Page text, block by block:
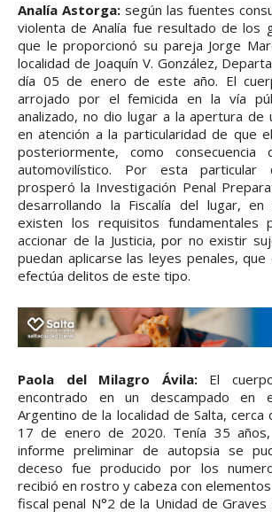
Analía Astorga: según las fuentes
violenta de Analía fue resultado de los
que le proporcionó su pareja Jorge
localidad de Joaquín V. González,
día 05 de enero de este año. El
arrojado por el femicida en la vía
analizado, no dio lugar a la apertura de
en atención a la particularidad de que
posteriormente, como consecuencia
automovilístico. Por esta particular
prosperó la Investigación Penal
desarrollando la Fiscalía del lugar,
existen los requisitos fundamentales
accionar de la Justicia, por no existir
puedan aplicarse las leyes penales, que
efectúa delitos de este tipo.
Paola del Milagro Ávila:El
encontrado en un descampado en
Argentino de la localidad de Salta, cerca
17 de enero de 2020. Tenía 35
informe preliminar de autopsia se
deceso fue producido por los
recibió en rostro y cabeza con
fiscal penal N°2 de la Unidad de